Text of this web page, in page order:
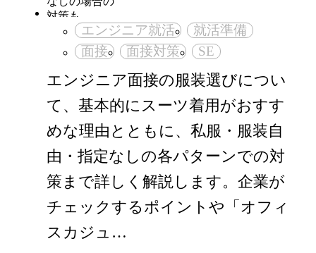
エンジニア就活
就活準備
面接
面接対策 SE
エンジニア面接の服装選びについ
て、基本的にスーツ着用がおすす
めな理由とともに、私服・服装自
由・指定なしの各パターンでの対
策まで詳しく解説します。企業が
チェックするポイントや「オフィ
スカジュ…